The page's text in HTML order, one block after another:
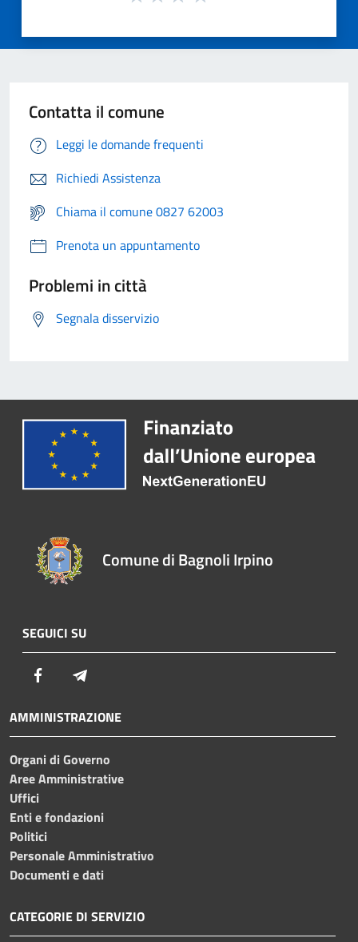
Contatta il comune
Leggi le domande frequenti
Richiedi Assistenza
Chiama il comune 0827 62003
Prenota un appuntamento
Problemi in città
Segnala disservizio
Comune di Bagnoli Irpino
SEGUICI SU
Facebook
AMMINISTRAZIONE
Organi di Governo
Aree Amministrative
Uffici
Enti e fondazioni
Politici
Personale Amministrativo
Documenti e dati
CATEGORIE DI SERVIZIO